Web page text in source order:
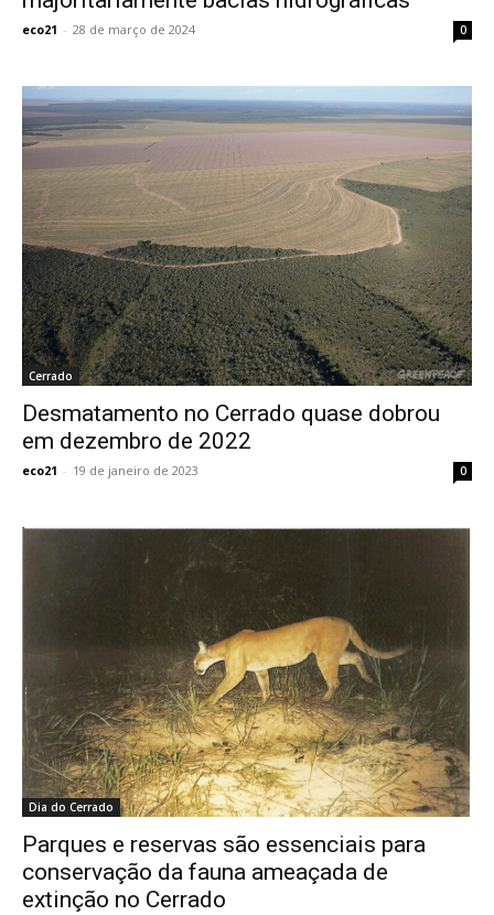
eco21 - 28 de março de 2024 0
Cerrado
Desmatamento no Cerrado quase dobrou
em dezembro de 2022
eco21 - 19 de janeiro de 2023 0
Dia do Cerrado
Parques e reservas são essenciais para
conservação da fauna ameaçada de
extinção no Cerrado